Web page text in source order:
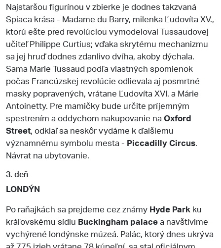
Najstaršou figurínou v zbierke je dodnes takzvaná
Spiaca krása - Madame du Barry, milenka Ľudovíta XV.,
ktorú ešte pred revolúciou vymodeloval Tussaudovej
učiteľ Philippe Curtius; vďaka skrytému mechanizmu
sa jej hruď dodnes zdanlivo dvíha, akoby dýchala.
Sama Marie Tussaud podľa vlastných spomienok
počas Francúzskej revolúcie odlievala aj posmrtné
masky popravených, vrátane Ľudovíta XVI. a Márie
Antoinetty. Pre mamičky bude určite príjemným
spestrením a oddychom nakupovanie na Oxford
Street, odkiaľ sa neskôr vydáme k ďalšiemu
významnému symbolu mesta - Piccadilly Circus.
Návrat na ubytovanie.
3. deň
LONDÝN
Po raňajkách sa prejdeme cez známy Hyde Park ku
kráľovskému sídlu Buckingham palacea navštívime
vychýrené londýnske múzeá. Palác, ktorý dnes ukrýva
až 775 izieb vrátane 78 kúpeľní, sa stal oficiálnym